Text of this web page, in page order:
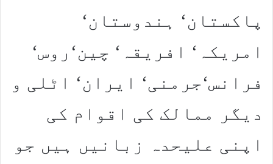
پاکستان‘ ہندوستان‘
امریکہ‘ افریقہ‘ چین‘روس‘
فرانس‘جرمنی‘ ایران‘ اٹلی و
دیگر ممالک کی اقوام کی
اپنی علیحدہ زبانیں ہیں جو